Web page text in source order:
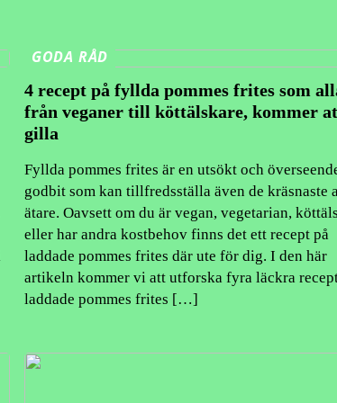
GODA RÅD
4 recept på fyllda pommes frites som
från veganer till köttälskare, kommer
gilla
Fyllda pommes frites är en utsökt och
godbit som kan tillfredsställa även de kräsnaste
ätare. Oavsett om du är vegan, vegetarian,
eller har andra kostbehov finns det ett recept på
laddade pommes frites där ute för dig. I den här
artikeln kommer vi att utforska fyra läckra
laddade pommes frites […]